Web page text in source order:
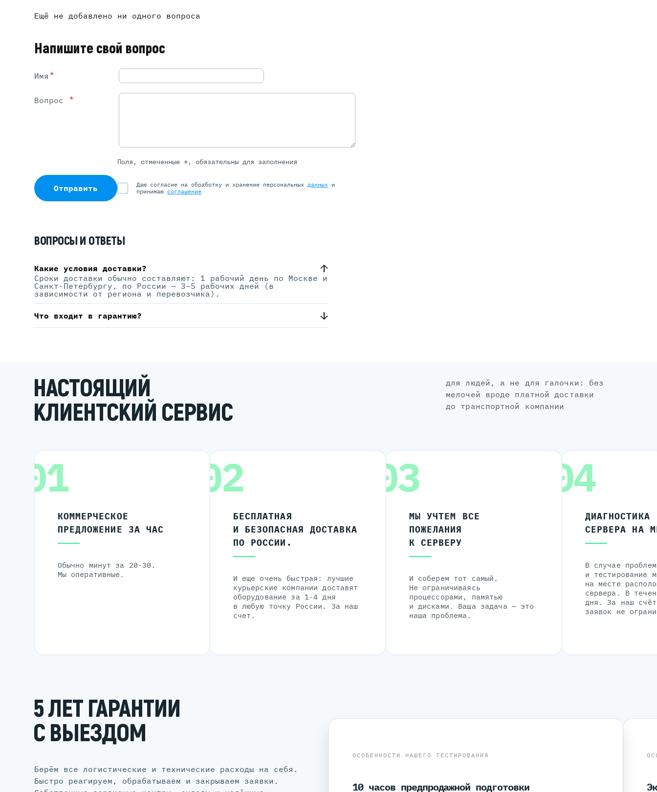
Ещё не добавлено ни одного вопроса
Напишите свой вопрос
Имя *
Вопрос *
Поля, отмеченные *, обязательны для заполнения
Отправить Даю согласие на обработку и хранение персональных данных и
принимаю соглашение
ВОПРОСЫ И ОТВЕТЫ
Какие условия доставки?
Сроки доставки обычно составляют: 1 рабочий день по Москве и
Санкт-Петербургу, по России — 3–5 рабочих дней (в
зависимости от региона и перевозчика).
Что входит в гарантию?
НАСТОЯЩИЙ
КЛИЕНТСКИЙ СЕРВИС
для людей, а не для галочки: без
мелочей вроде платной доставки
до транспортной компании
01
КОММЕРЧЕСКОЕ
ПРЕДЛОЖЕНИЕ ЗА ЧАС
Обычно минут за 20-30.
Мы оперативные.
02
БЕСПЛАТНАЯ
И БЕЗОПАСНАЯ ДОСТАВКА
ПО РОССИИ.
И еще очень быстрая: лучшие
курьерские компании доставят
оборудование за 1-4 дня
в любую точку России. За наш
счет.
03
МЫ УЧТЕМ ВСЕ
ПОЖЕЛАНИЯ
К СЕРВЕРУ
И соберем тот самый.
Не ограничиваясь
процессорами, памятью
и дисками. Ваша задача — это
наша проблема.
04
ДИАГНОСТИКА
СЕРВЕРА НА
В случае
и тестирование
на месте
сервера. В
дня. За наш
заявок не
5 ЛЕТ ГАРАНТИИ
С ВЫЕЗДОМ
Берём все логистические и технические расходы на себя.
Быстро реагируем, обрабатываем и закрываем заявки.
ОСОБЕННОСТИ НАШЕГО ТЕСТИРОВАНИЯ
10 часов предпродажной подготовки